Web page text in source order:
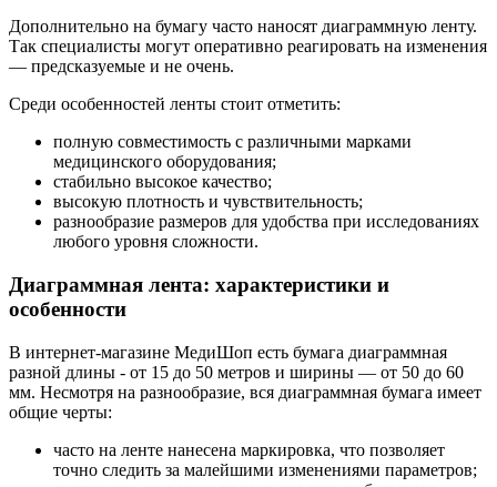
Дополнительно на бумагу часто наносят диаграммную ленту.
Так специалисты могут оперативно реагировать на изменения
— предсказуемые и не очень.
Среди особенностей ленты стоит отметить:
полную совместимость с различными марками
медицинского оборудования;
стабильно высокое качество;
высокую плотность и чувствительность;
разнообразие размеров для удобства при исследованиях
любого уровня сложности.
Диаграммная лента: характеристики и
особенности
В интернет-магазине МедиШоп есть бумага диаграммная
разной длины - от 15 до 50 метров и ширины — от 50 до 60
мм. Несмотря на разнообразие, вся диаграммная бумага имеет
общие черты:
часто на ленте нанесена маркировка, что позволяет
точно следить за малейшими изменениями параметров;